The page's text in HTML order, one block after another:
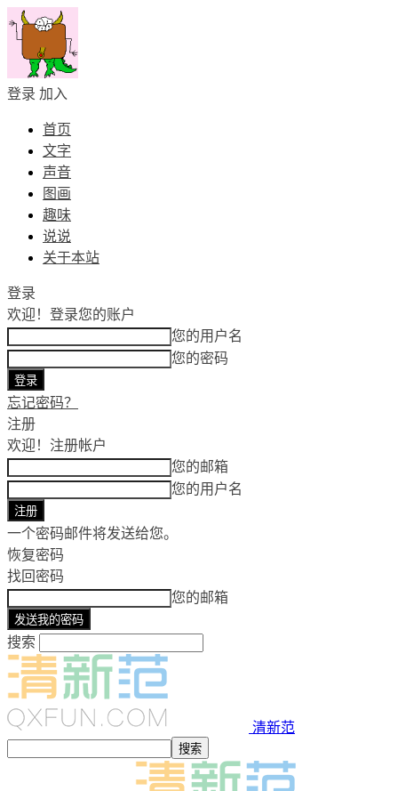
登录 加入
首页
文字
声音
图画
趣味
说说
关于本站
登录
欢迎！ 登录您的账户
您的用户名
您的密码
忘记密码？
注册
欢迎！ 注册帐户
您的邮箱
您的用户名
一个密码邮件将发送给您。
恢复密码
找回密码
您的邮箱
搜索
清新范